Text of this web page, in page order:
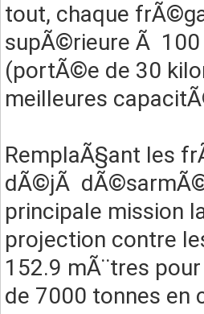
tout, chaque
supÃ©rieure Ã 100
(portÃ©e de 30
meilleures
RemplaÃ§ant les
dÃ©jÃ
principale mission
projection contre
152.9 mÃ¨tres
de 7000 tonnes en